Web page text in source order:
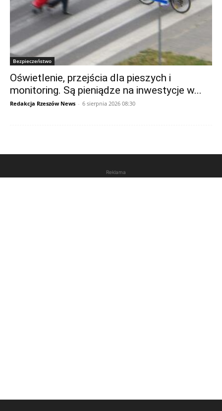
Bezpieczeństwo
Oświetlenie, przejścia dla pieszych i
monitoring. Są pieniądze na inwestycje w...
Redakcja Rzeszów News - 6 sierpnia 2026 08:30
Reklama